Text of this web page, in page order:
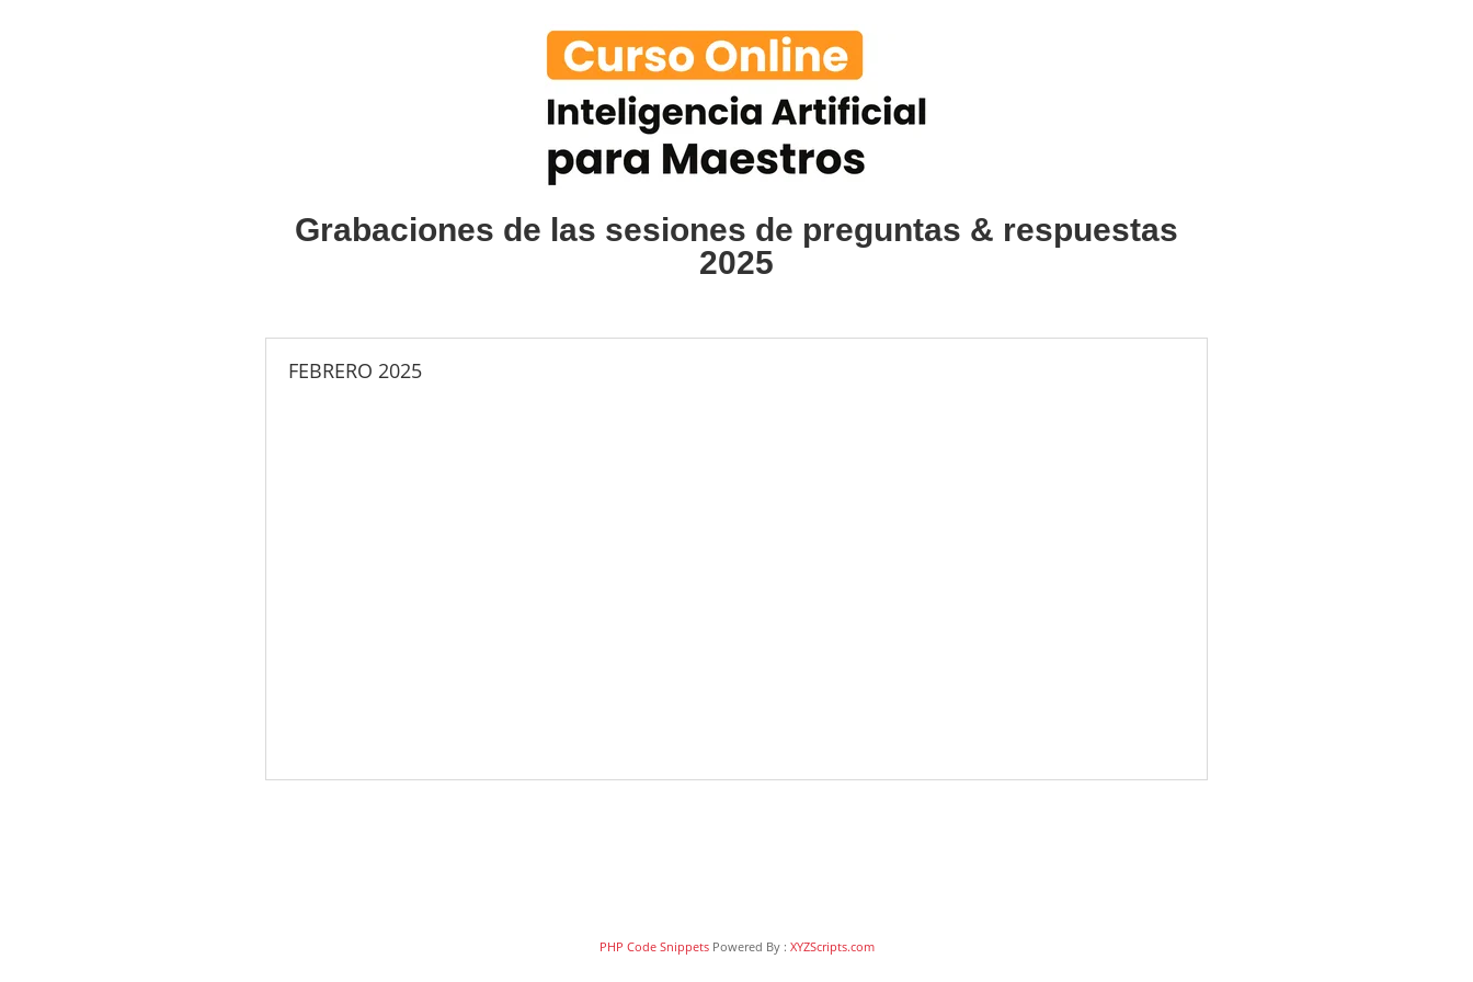
Grabaciones de las sesiones de preguntas & respuestas
2025
FEBRERO 2025
PHP Code SnippetsPowered By : XYZScripts.com